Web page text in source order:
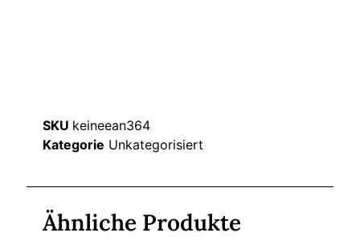
SKU keineean364
Kategorie Unkategorisiert
Ähnliche Produkte